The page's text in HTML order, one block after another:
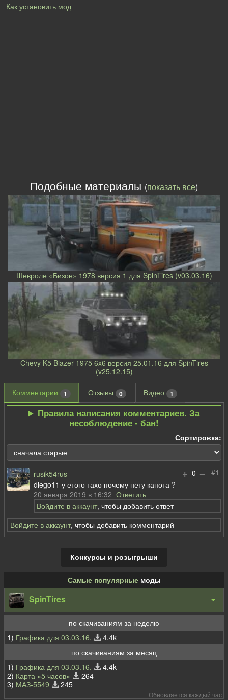
Как установить мод
Подобные материалы (показать все)
Шевроле «Бизон» 1978 версия 1 для SpinTires (v03.03.16)
Chevy K5 Blazer 1975 6x6 версия 25.01.16 для SpinTires
(v25.12.15)
Комментарии 1 Отзывы 0 Видео 1
Правила написания комментариев. За
несоблюдение - бан!
Сортировка:
#1
+ 0 –
rusik54rus
diego11 у етого тахо почему нету капота ?
20 января 2019 в 16:32Ответить
Войдите в аккаунт, чтобы добавить ответ
Войдите в аккаунт, чтобы добавить комментарий
Конкурсы и розыгрыши
Самые популярныемоды
SpinTires
по скачиваниям за неделю
1) Графика для 03.03.16.
4.4k
по скачиваниям за месяц
1) Графика для 03.03.16.
4.4k
2) Карта «5 часов»
264
3) МАЗ-5549 245
Обновляется каждый час